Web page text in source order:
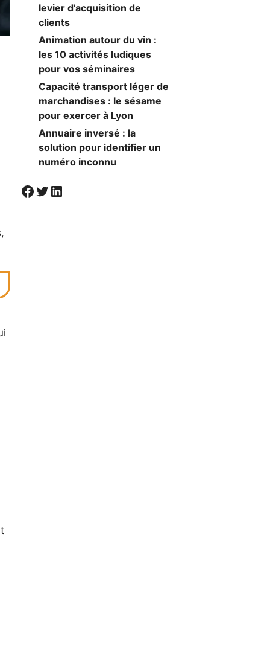
levier d’acquisition de
clients
Animation autour du vin :
les 10 activités ludiques
pour vos séminaires
Capacité transport léger de
marchandises : le sésame
pour exercer à Lyon
Annuaire inversé : la
solution pour identifier un
numéro inconnu
Visiter la page Facebook de Societal
Twitter
LinkedIn